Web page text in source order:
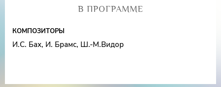
В ПРОГРАММЕ
КОМПОЗИТОРЫ
И.С. Бах, И. Брамс, Ш.-М.Видор